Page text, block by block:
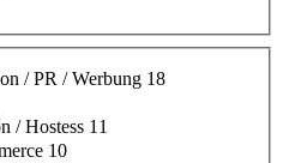
/ PR / Werbung 18
/ Hostess 11
10